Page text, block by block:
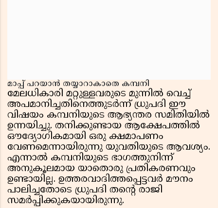
മാപ്പ് പറയാൻ തയ്യാറാകാതെ കമ്പനി
മേലധികാരി മറ്റുള്ളവരുടെ മുന്നിൽ വെച്ച്
അപമാനിച്ചതിനെത്തുടർന്ന് ധ്രുപദി ഈ
വിഷയം കമ്പനിയുടെ ആഭ്യന്തര സമിതിയിൽ
ഉന്നയിച്ചു. തനിക്കുണ്ടായ ആക്ഷേപത്തിൽ
ഔദ്യോഗികമായി ഒരു ക്ഷമാപണം
വേണമെന്നായിരുന്നു യുവതിയുടെ ആവശ്യം.
എന്നാൽ കമ്പനിയുടെ ഭാഗത്തുനിന്ന്
അനുകൂലമായ യാതൊരു പ്രതികരണവും
ഉണ്ടായില്ല. ഉത്തരവാദിത്തപ്പെട്ടവർ മൗനം
പാലിച്ചതോടെ ധ്രുപദി തൻ്റെ രാജി
സമർപ്പിക്കുകയായിരുന്നു.